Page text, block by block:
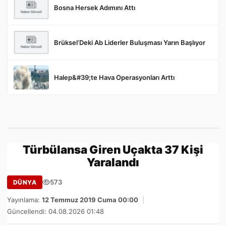
Bosna Hersek Adımını Attı
Brüksel’Deki Ab Liderler Buluşması Yarın Başlıyor
Halep&#39;te Hava Operasyonları Arttı
Türbülansa Giren Uçakta 37 Kişi
Yaralandı
DÜNYA 573
Yayınlama: 12 Temmuz 2019 Cuma 00:00
Güncellendi: 04.08.2026 01:48